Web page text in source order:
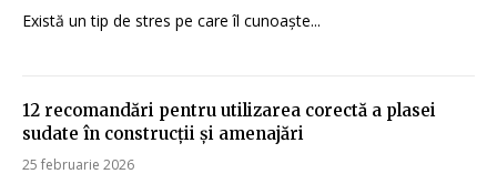
Există un tip de stres pe care îl cunoaște...
12 recomandări pentru utilizarea corectă a plasei
sudate în construcții și amenajări
25 februarie 2026